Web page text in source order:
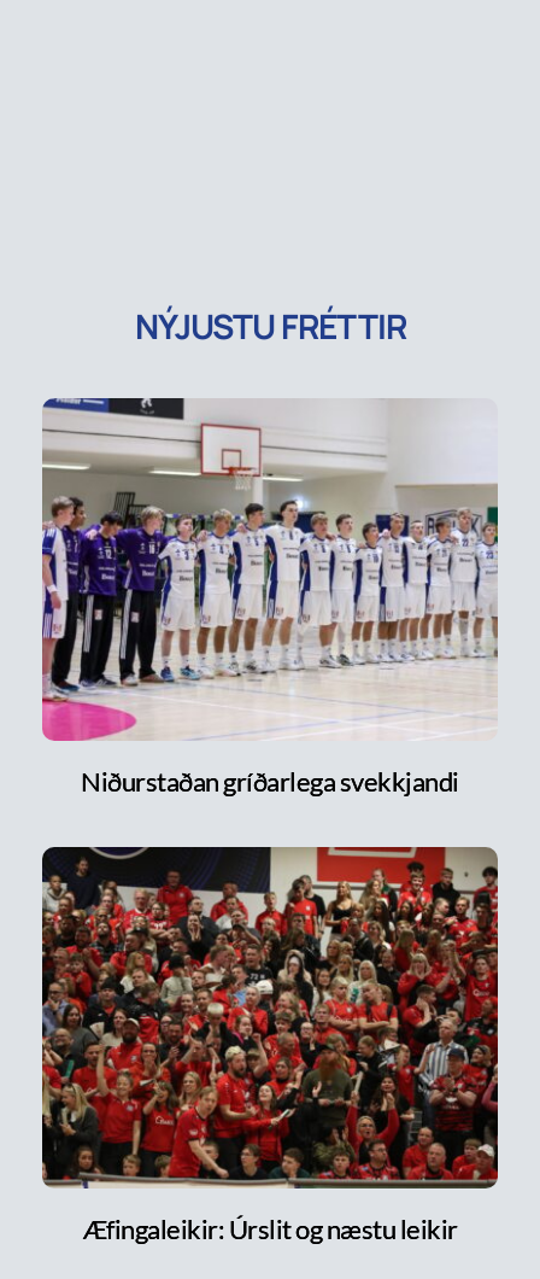
NÝJUSTU FRÉTTIR
Niðurstaðan gríðarlega svekkjandi
Æfingaleikir: Úrslit og næstu leikir